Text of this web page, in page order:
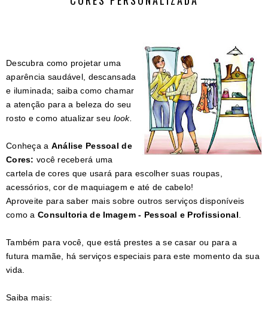
Descubra como projetar uma
aparência saudável, descansada
e iluminada; saiba como chamar
a atenção para a beleza do seu
rosto e como atualizar seu look.
Conheça a Análise Pessoal de
Cores: você receberá uma
cartela de cores que usará para escolher suas roupas,
acessórios, cor de maquiagem e até de cabelo!
Aproveite para saber mais sobre outros serviços disponíveis
como a Consultoria de Imagem - Pessoal e Profissional
Também para você, que está prestes a se casar ou para a
futura mamãe, há serviços especiais para este momento da sua
vida.
Saiba mais: